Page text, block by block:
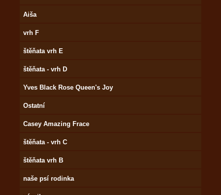
Aiša
vrh F
štěňata vrh E
štěňata - vrh D
Yves Black Rose Queen's Joy
Ostatní
Casey Amazing Frace
štěňata - vrh C
štěňata vrh B
naše psí rodinka